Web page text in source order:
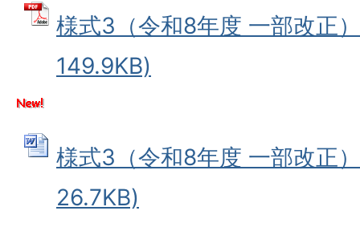
様式3（令和8年度 一部改正
149.9KB)
様式3（令和8年度 一部改正
26.7KB)